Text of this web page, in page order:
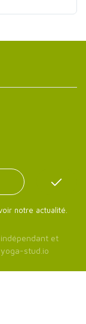
notre actualité.
et
yoga-stud.io